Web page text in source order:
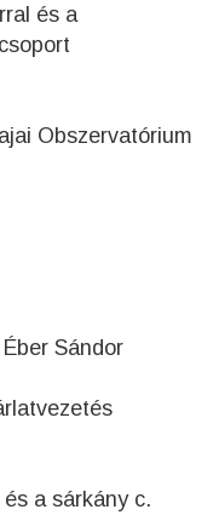
és a
Obszervatórium
Sándor
a sárkány c.